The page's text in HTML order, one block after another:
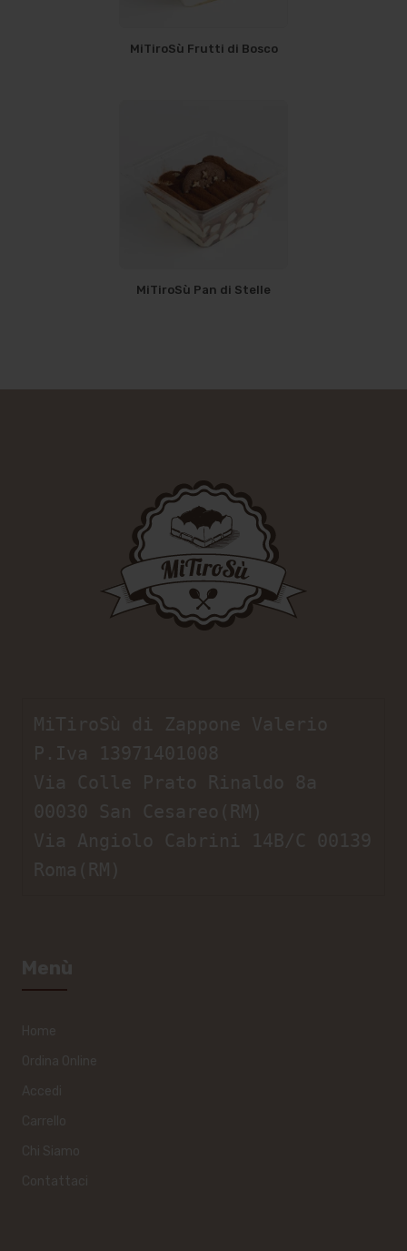
MiTiroSù Frutti di Bosco
MiTiroSù Pan di Stelle